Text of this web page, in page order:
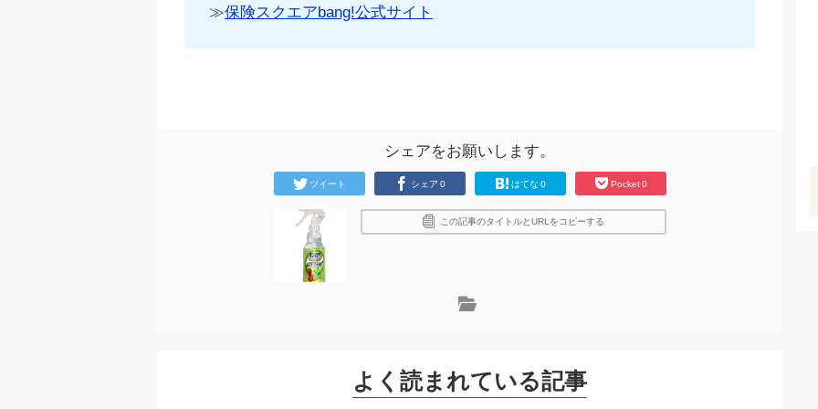
≫保険スクエアbang!公式サイト
シェアをお願いします。
ツイート シェア 0 はてな 0 Pocket 0
この記事のタイトルとURLをコピーする
よく読まれている記事